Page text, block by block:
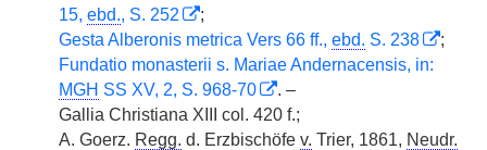
15, ebd., S. 252
;
Gesta Alberonis metrica Vers 66 ff., ebd. S. 238
;
Fundatio monasterii s. Mariae Andernacensis, in:
MGH SS XV, 2, S. 968-70
. –
Gallia Christiana XIII col. 420 f.;
A. Goerz. Regg. d. Erzbischöfe v. Trier, 1861, Neudr.